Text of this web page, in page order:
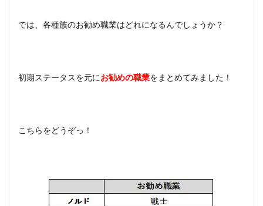
では、各種族のお勧め職業はどれになるんでしょうか？
初期ステータスを元にお勧めの職業をまとめてみました！
こちらをどうぞっ！